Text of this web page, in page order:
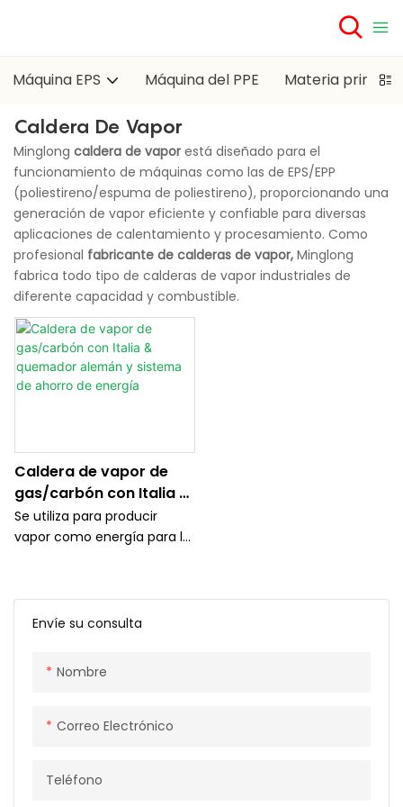
Máquina EPS Máquina del PPE Materia prima
Caldera De Vapor
Minglong caldera de vapor está diseñado para el
funcionamiento de máquinas como las de EPS/EPP
(poliestireno/espuma de poliestireno), proporcionando una
generación de vapor eficiente y confiable para diversas
aplicaciones de calentamiento y procesamiento. Como
profesional fabricante de calderas de vapor, Minglong
fabrica todo tipo de calderas de vapor industriales de
diferente capacidad y combustible.
Envíe su consulta
Nombre
Correo Electrónico
Teléfono
Caldera de vapor de
gas/carbón con Italia &
quemador alemán y
sistema de ahorro de
Se utiliza para producir
vapor como energía para la
(poliestireno/espuma de
poliestireno) en